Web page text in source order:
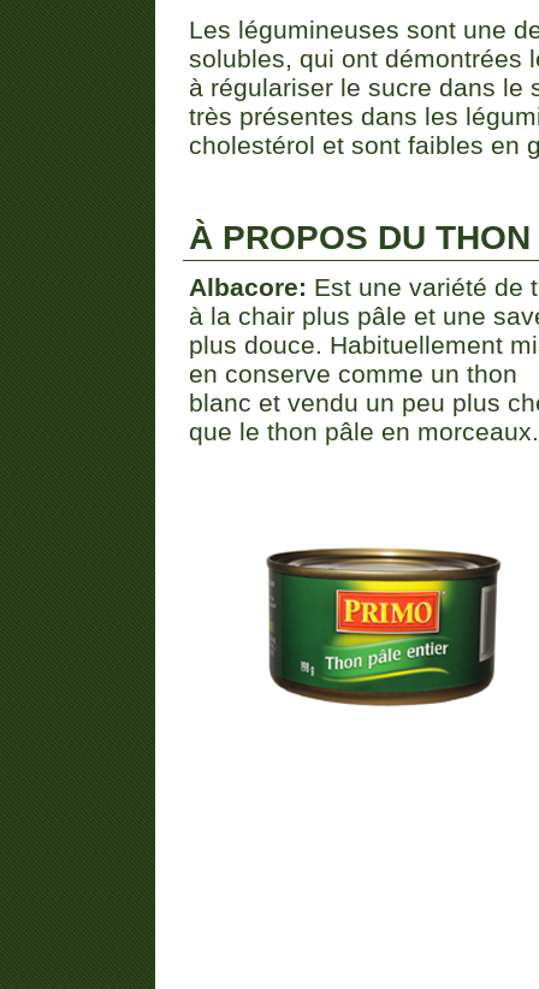
Les légumineuses sont une
solubles, qui ont démontrées
à régulariser le sucre dans le
très présentes dans les
cholestérol et sont faibles en
À PROPOS DU THON
Albacore: Est une variété de
à la chair plus pâle et une
plus douce. Habituellement
en conserve comme un thon
blanc et vendu un peu plus
que le thon pâle en morceaux.